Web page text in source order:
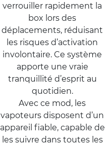
verrouiller rapidement la
box lors des
déplacements, réduisant
les risques d’activation
involontaire. Ce système
apporte une vraie
tranquillité d’esprit au
quotidien.
Avec ce mod, les
vapoteurs disposent d’un
appareil fiable, capable de
les suivre dans toutes les